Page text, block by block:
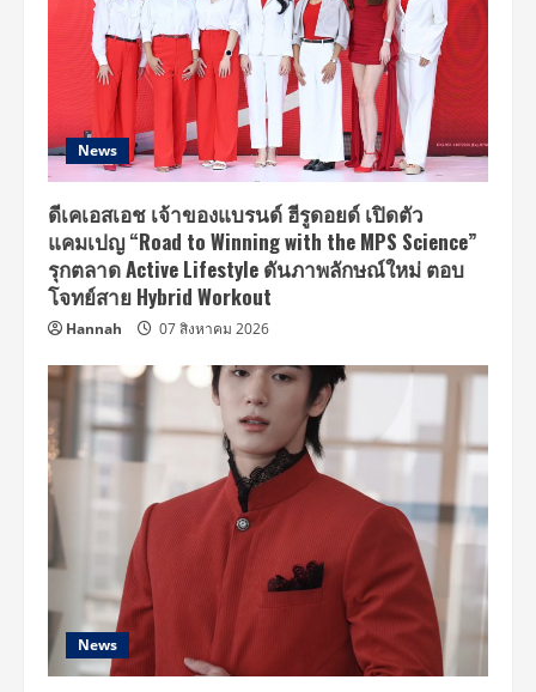
News
ดีเคเอสเอช เจ้าของแบรนด์ ฮีรูดอยด์ เปิดตัว
แคมเปญ “Road to Winning with the MPS Science”
รุกตลาด Active Lifestyle ดันภาพลักษณ์ใหม่ ตอบ
โจทย์สาย Hybrid Workout
Hannah 07 สิงหาคม 2026
News